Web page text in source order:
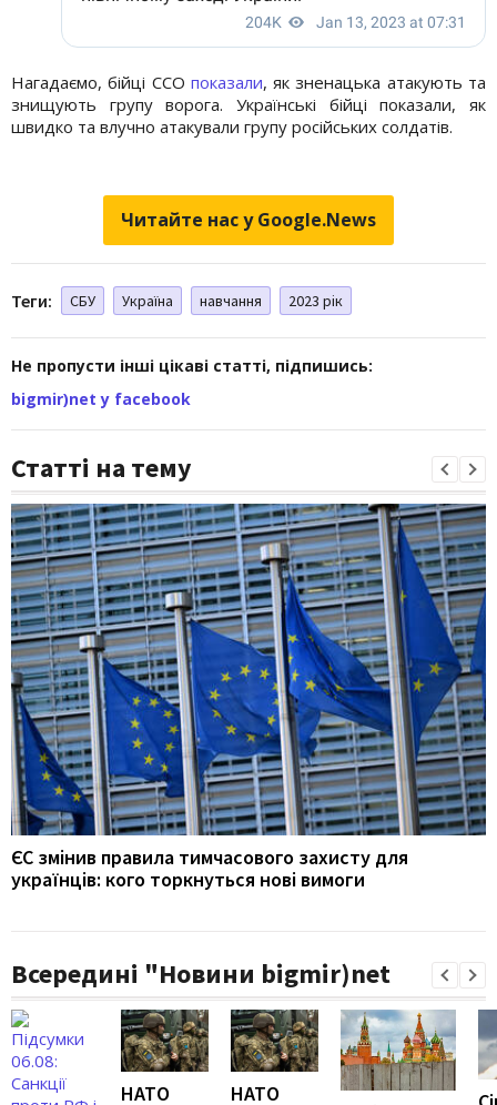
Нагадаємо, бійці ССО показали, як зненацька атакують та
знищують групу ворога. Українські бійці показали, як
швидко та влучно атакували групу російських солдатів.
Читайте нас у Google.News
Теги: СБУ Україна навчання 2023 рік
Не пропусти інші цікаві статті, підпишись:
bigmir)net у facebook
Статті на тему
ЄС змінив правила тимчасового захисту для
українців: кого торкнуться нові вимоги
Всередині "Новини bigmir)net
НАТО
НАТО